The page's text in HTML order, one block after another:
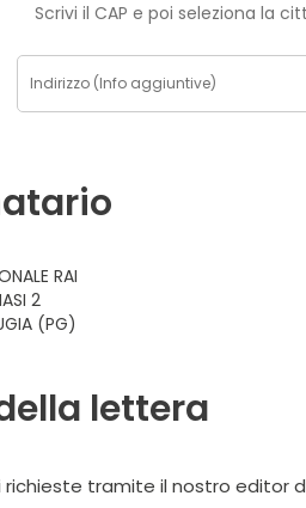
Scrivi il CAP e poi seleziona la
RAI
VIA MASI 2
(PG)
lettera
tramite il nostro editor